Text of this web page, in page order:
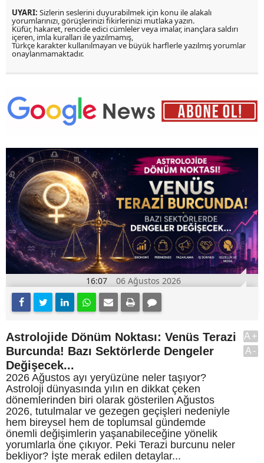
UYARI: Sizlerin seslerini duyurabilmek için konu ile alakalı
yorumlarınızı, görüşlerinizi fikirlerinizi mutlaka yazın.
Küfür, hakaret, rencide edici cümleler veya imalar, inançlara saldırı
içeren, imla kuralları ile yazılmamış,
Türkçe karakter kullanılmayan ve büyük harflerle yazılmış yorumlar
onaylanmamaktadır.
16:07 06 Ağustos 2026
Astrolojide Dönüm Noktası: Venüs Terazi
Burcunda! Bazı Sektörlerde Dengeler
Değişecek...
2026 Ağustos ayı yeryüzüne neler taşıyor?
Astroloji dünyasında yılın en dikkat çeken
dönemlerinden biri olarak gösterilen Ağustos
2026, tutulmalar ve gezegen geçişleri nedeniyle
hem bireysel hem de toplumsal gündemde
önemli değişimlerin yaşanabileceğine yönelik
yorumlarla öne çıkıyor. Peki Terazi burcunu neler
bekliyor? İşte merak edilen detaylar...
A+
A-